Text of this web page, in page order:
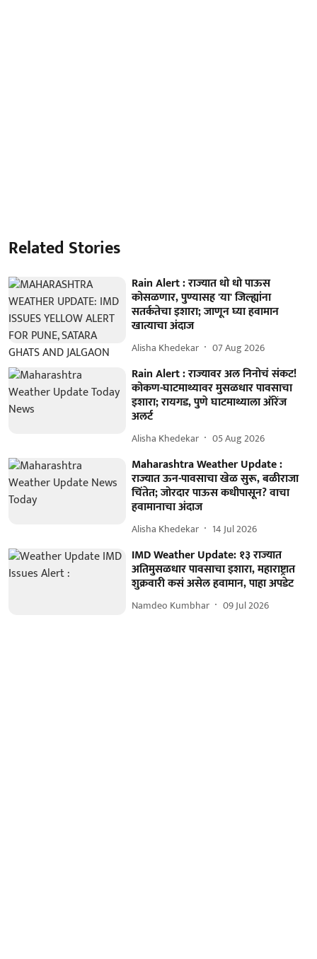
Related Stories
Rain Alert : राज्यात धो धो पाऊस
कोसळणार, पुण्यासह 'या' जिल्ह्यांना
सतर्कतेचा इशारा; जाणून घ्या हवामान
खात्याचा अंदाज
Alisha Khedekar 07 Aug 2026
Rain Alert : राज्यावर अल निनोचं संकट!
कोकण-घाटमाथ्यावर मुसळधार पावसाचा
इशारा; रायगड, पुणे घाटमाथ्याला ऑरेंज
अलर्ट
Alisha Khedekar 05 Aug 2026
Maharashtra Weather Update :
राज्यात ऊन-पावसाचा खेळ सुरू, बळीराजा
चिंतेत; जोरदार पाऊस कधीपासून? वाचा
हवामानाचा अंदाज
Alisha Khedekar 14 Jul 2026
IMD Weather Update: १३ राज्यात
अतिमुसळधार पावसाचा इशारा, महाराष्ट्रात
शुक्रवारी कसं असेल हवामान, पाहा अपडेट
Namdeo Kumbhar 09 Jul 2026